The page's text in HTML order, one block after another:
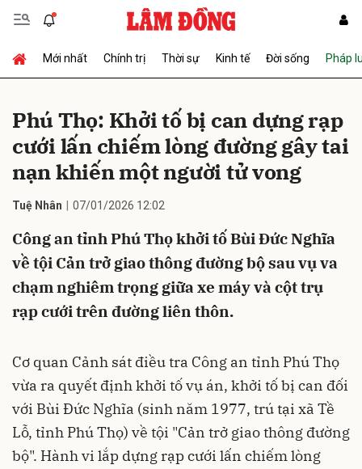
Mới nhất Chính trị Thời sự Kinh tế Đời sống Pháp
Phú Thọ: Khởi tố bị can dựng rạp
cưới lấn chiếm lòng đường gây tai
nạn khiến một người tử vong
Tuệ Nhân 07/01/2026 12:02
Công an tỉnh Phú Thọ khởi tố Bùi Đức Nghĩa
về tội Cản trở giao thông đường bộ sau vụ va
chạm nghiêm trọng giữa xe máy và cột trụ
rạp cưới trên đường liên thôn.
Cơ quan Cảnh sát điều tra Công an tỉnh Phú Thọ
vừa ra quyết định khởi tố vụ án, khởi tố bị can đối
với Bùi Đức Nghĩa (sinh năm 1977, trú tại xã Tề
Lỗ, tỉnh Phú Thọ) về tội "Cản trở giao thông đường
bộ". Hành vi lắp dựng rạp cưới lấn chiếm lòng
Gửi bình luận
Hủy Gửi